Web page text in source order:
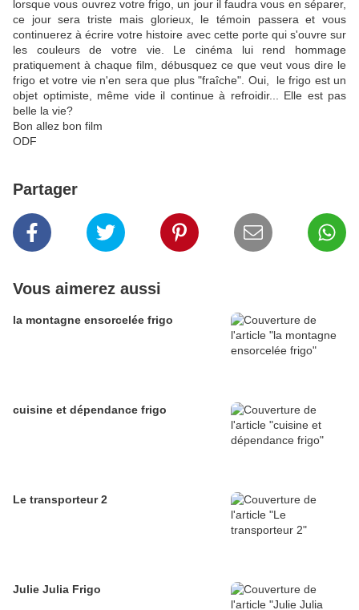
lorsque vous ouvrez votre frigo, un jour il faudra vous en séparer,
ce jour sera triste mais glorieux, le témoin passera et vous
continuerez à écrire votre histoire avec cette porte qui s'ouvre sur
les couleurs de votre vie. Le cinéma lui rend hommage
pratiquement à chaque film, débusquez ce que veut vous dire le
frigo et votre vie n'en sera que plus "fraîche". Oui, le frigo est un
objet optimiste, même vide il continue à refroidir... Elle est pas
belle la vie?
Bon allez bon film
ODF
Partager
Vous aimerez aussi
la montagne ensorcelée frigo
cuisine et dépendance frigo
Le transporteur 2
Julie Julia Frigo